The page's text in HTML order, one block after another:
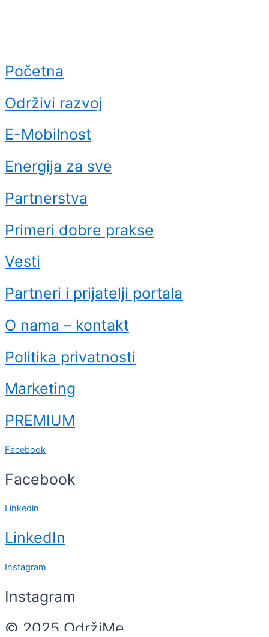
Početna
Održivi razvoj
E-Mobilnost
Energija za sve
Partnerstva
Primeri dobre prakse
Vesti
Partneri i prijatelji portala
O nama – kontakt
Politika privatnosti
Marketing
PREMIUM
Facebook
Facebook
Linkedin
LinkedIn
Instagram
Instagram
© 2025 OdržiMe